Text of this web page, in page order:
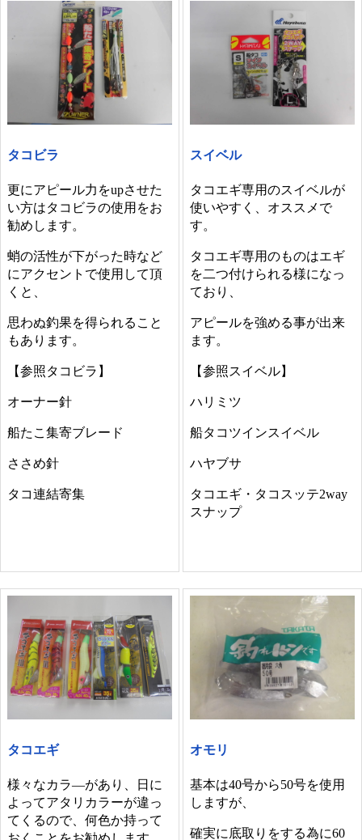
タコビラ
更にアピール力をupさせた
い方はタコビラの使用をお
勧めします。
蛸の活性が下がった時など
にアクセントで使用して頂
くと、
思わぬ釣果を得られること
もあります。
【参照タコビラ】
オーナー針
船たこ集寄ブレード
ささめ針
タコ連結寄集
スイベル
タコエギ専用のスイベルが
使いやすく、オススメで
す。
タコエギ専用のものはエギ
を二つ付けられる様になっ
ており、
アピールを強める事が出来
ます。
【参照スイベル】
ハリミツ
船タコツインスイベル
ハヤブサ
タコエギ・タコスッテ2way
スナップ
タコエギ
様々なカラ―があり、日に
よってアタリカラーが違っ
てくるので、何色か持って
オモリ
基本は40号から50号を使用
しますが、
確実に底取りをする為に60